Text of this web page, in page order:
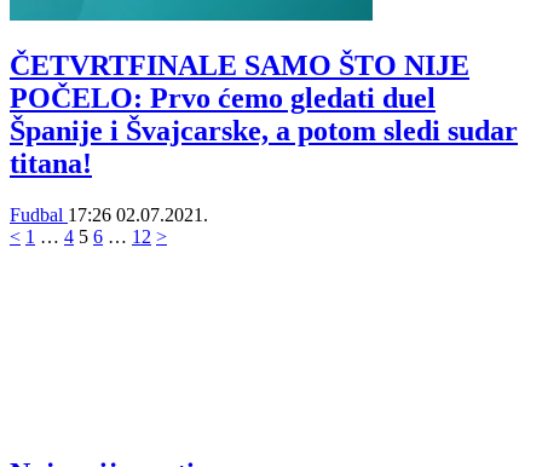
ČETVRTFINALE SAMO ŠTO NIJE
POČELO: Prvo ćemo gledati duel
Španije i Švajcarske, a potom sledi sudar
titana!
Fudbal 17:26 02.07.2021.
< 1 … 4 5 6 … 12 >